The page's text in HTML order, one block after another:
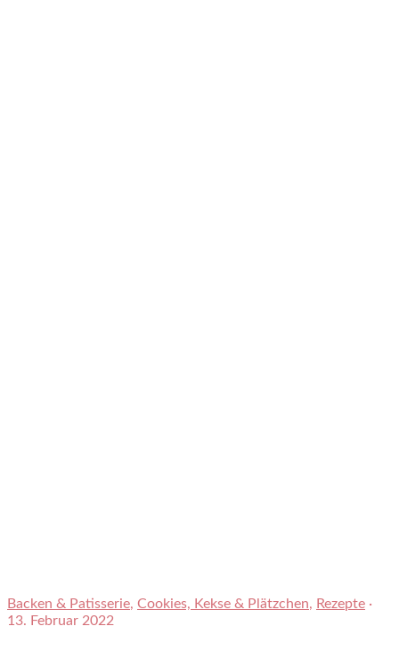
Backen & Patisserie, Cookies, Kekse & Plätzchen, Rezepte ·
13. Februar 2022